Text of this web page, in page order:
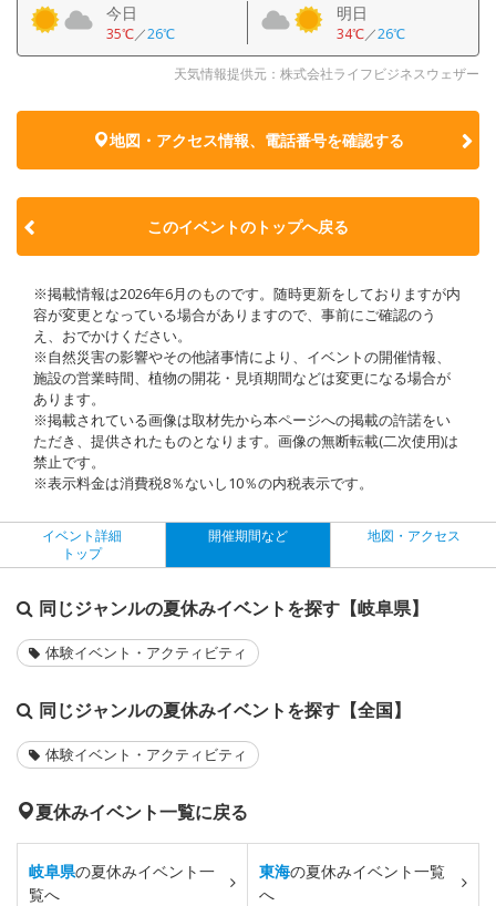
今日
35℃／26℃
明日
34℃／26℃
天気情報提供元：株式会社ライフビジネスウェザー
地図・アクセス情報、電話番号を確認する
このイベントのトップへ戻る
※掲載情報は2026年6月のものです。随時更新をしておりますが内
容が変更となっている場合がありますので、事前にご確認のう
え、おでかけください。
※自然災害の影響やその他諸事情により、イベントの開催情報、
施設の営業時間、植物の開花・見頃期間などは変更になる場合が
あります。
※掲載されている画像は取材先から本ページへの掲載の許諾をい
ただき、提供されたものとなります。画像の無断転載(二次使用)は
禁止です。
※表示料金は消費税8％ないし10％の内税表示です。
イベント詳細
トップ
開催期間など 地図・アクセス
同じジャンルの夏休みイベントを探す【岐阜県】
体験イベント・アクティビティ
同じジャンルの夏休みイベントを探す【全国】
体験イベント・アクティビティ
夏休みイベント一覧に戻る
岐阜県の夏休みイベント一
覧へ
東海の夏休みイベント一覧
へ